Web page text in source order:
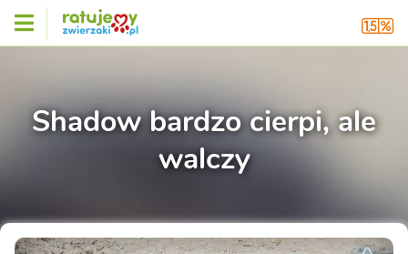
Shadow bardzo cierpi, ale
walczy